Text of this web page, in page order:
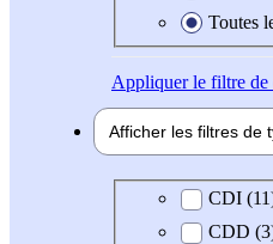
Toutes
Appliquerle filtre de
Afficher les filtres de
Type de contrat
CDI
CDD